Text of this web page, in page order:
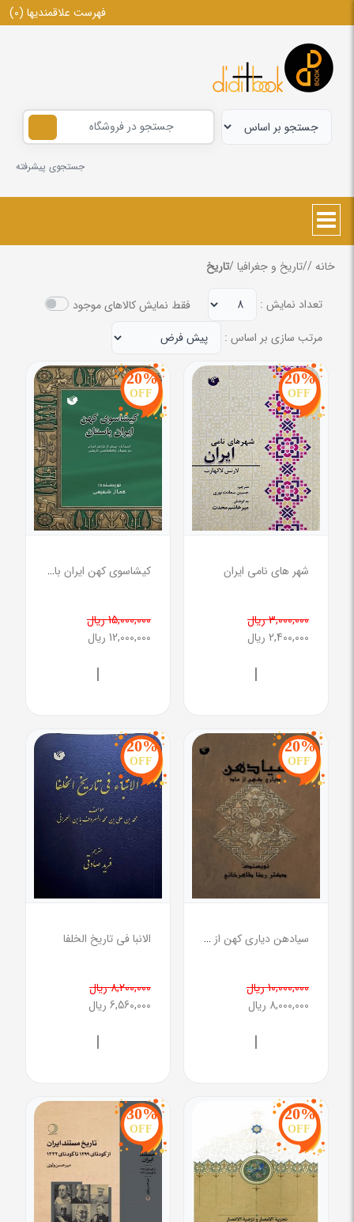
فهرست علاقمندیها (0)
جستجوی پیشرفته
خانه /
/تاریخ و جغرافیا /تاریخ
تعداد نمایش :
فقط نمایش کالاهای موجود
مرتب سازی بر اساس :
20%
OFF
شهر های نامی ایران
3,000,000 ریال
2,400,000 ریال
|
20%
OFF
کیشاسوی کهن ایران باستان
15,000,000 ریال
12,000,000 ریال
|
20%
OFF
سیادهن دیاری کهن از ماد
10,000,000 ریال
8,000,000 ریال
|
20%
OFF
الانبا فی تاریخ الخلفا
8,200,000 ریال
6,560,000 ریال
|
20%
OFF
30%
OFF